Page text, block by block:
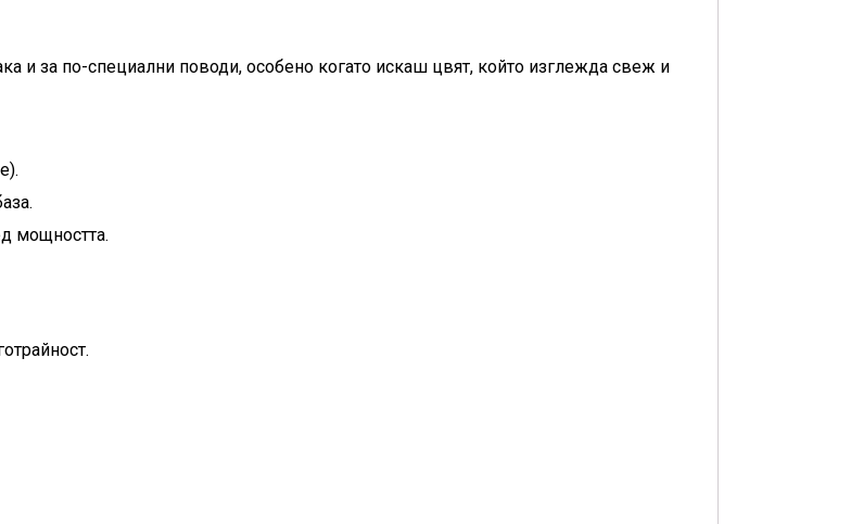
и за по-специални поводи, особено когато искаш цвят, който изглежда свеж и
мощността.